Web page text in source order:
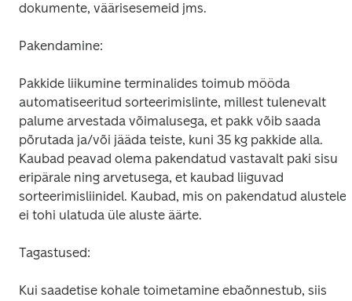
dokumente, väärisesemeid jms.
Pakendamine:
Pakkide liikumine terminalides toimub mööda
automatiseeritud sorteerimislinte, millest tulenevalt
palume arvestada võimalusega, et pakk võib saada
põrutada ja/või jääda teiste, kuni 35 kg pakkide alla.
Kaubad peavad olema pakendatud vastavalt paki sisu
eripärale ning arvetusega, et kaubad liiguvad
sorteerimisliinidel. Kaubad, mis on pakendatud alustele,
ei tohi ulatuda üle aluste äärte.
Tagastused:
Kui saadetise kohale toimetamine ebaõnnestub, siis